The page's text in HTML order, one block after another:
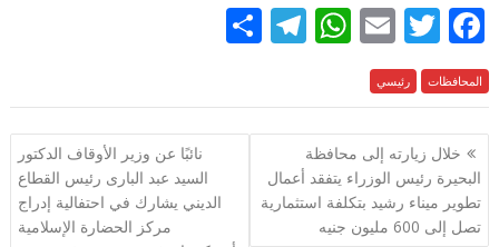
F
ac
e
b
o
o
T
w
itt
er
E
ai
l
W
at
s
A
p
T
e
gr
m
ar
e
المحافظات رئيسي
تصفّح
المقالات
خلال زيارته إلى محافظة
البحيرة رئيس الوزراء يتفقد أعمال
تطوير ميناء رشيد بتكلفة استثمارية
تصل إلى 600 مليون جنيه
نائبًا عن وزير الأوقاف الدكتور
السيد عبد البارى رئيس القطاع
الديني يشارك في احتفالية إدراج
مركز الحضارة الإسلامية